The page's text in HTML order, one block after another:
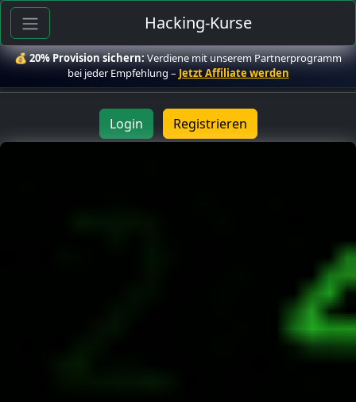
Hacking-Kurse
💰20% Provision sichern:Verdiene mit unserem Partnerprogramm
bei jeder Empfehlung – Jetzt Affiliate werden
Login Registrieren